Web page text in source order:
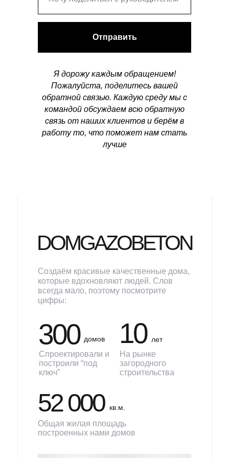
Отправить
Я дорожу каждым обращением!
Пожалуйста, поделитесь вашей
обратной связью. Каждую среду мы с
командой обсуждаем всю обратную
связь от наших клиентов и берём в
работу то, что поможет нам стать
лучше
DOMGAZOBETON
Создаём красивые качественные дома,
которые вдохновляют людей. Слов
всегда мало, поэтому посмотрите
цифры:
300 домов
Спроектировали и
построили “под
ключ”
10 лет
На рынке
загородного
строительства
52 000 кв.м.
Общая жилая площадь
построенных нами домов